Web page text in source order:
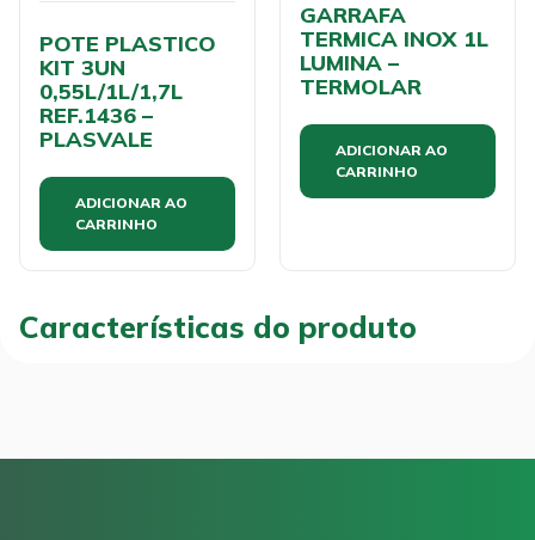
POTE PLASTICO
KIT 3UN
0,55L/1L/1,7L
REF.1436 –
PLASVALE
ADICIONAR AO
CARRINHO
GARRAFA
TERMICA INOX 1L
LUMINA –
TERMOLAR
ADICIONAR AO
CARRINHO
Características do produto